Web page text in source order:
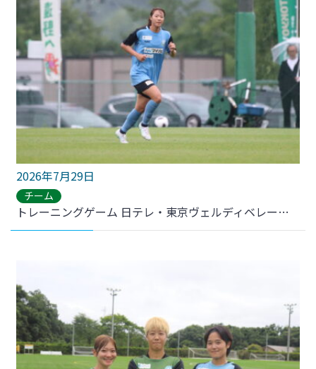
2026年7月29日
チーム
トレーニングゲーム 日テレ・東京ヴェルディベレーザ戦 結果のお知らせ